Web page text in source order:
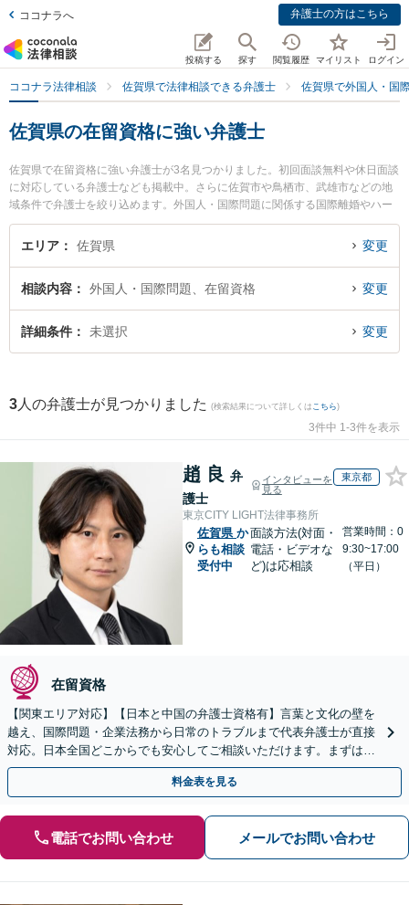
ココナラへ 弁護士の方はこちら
投稿する 探す 閲覧履歴 マイリスト ログイン
ココナラ法律相談 佐賀県で法律相談できる弁護士 佐賀県で外国人・国
佐賀県の在留資格に強い弁護士
佐賀県で在留資格に強い弁護士が3名見つかりました。初回面談無料や休日面談
に対応している弁護士なども掲載中。さらに佐賀市や鳥栖市、武雄市などの地
域条件で弁護士を絞り込めます。外国人・国際問題に関係する国際離婚やハー
グ条約、国際結婚等の細かな分野での絞り込み検索もでき便利です。特にあり
あけ法律事務所の富永 洋一弁護士や武雄法律事務所の大和 幸四郎弁護士、山
口・佐藤法律事務所の山口 修弁護士のプロフィール情報や弁護士費用、強みな
を今すぐに弁護士に相談したい』『在留資格のトラブル解決の実績豊富な近く
の弁護士を検索したい』『初回相談無料で在留資格を法律相談できる佐賀県内
の弁護士に相談予約したい』などでお困りの相談者さんにおすすめです。
エリア 佐賀県 変更
相談内容 外国人・国際問題、在留資格 変更
詳細条件 未選択 変更
3 人の弁護士が見つかりました (検索結果について詳しくは こちら)
3件中 1-3件を表示
趙 良 弁
護士
インタビューを
見る
東京都
東京CITY LIGHT法律事務所
佐賀県 か
らも相談
受付中
面談方法(対面・
電話・ビデオな
ど)は応相談
営業時間：0
9:30~17:00
（平日）
在留資格
【関東エリア対応】【日本と中国の弁護士資格有】言葉と文化の壁を
越え、国際問題・企業法務から日常のトラブルまで代表弁護士が直接
対応。日本全国どこからでも安心してご相談いただけます。まずは一
歩を踏み出してみませんか。【初回相談無料】
料金表を見る
電話でお問い合わせ メールでお問い合わせ